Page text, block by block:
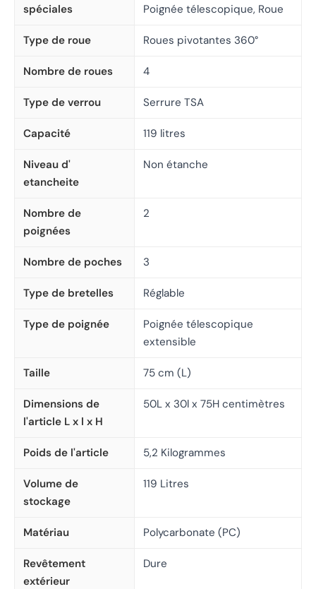
spéciales
Poignée télescopique, Roue
Type de roue Roues pivotantes 360°
Nombre de roues 4
Type de verrou Serrure TSA
Capacité 119 litres
Niveau d'
etancheite
Non étanche
Nombre de
poignées
2
Nombre de poches 3
Type de bretelles Réglable
Type de poignée
Poignée télescopique
extensible
Taille 75 cm (L)
Dimensions de
l'article L x l x H
50L x 30l x 75H centimètres
Poids de l'article 5,2 Kilogrammes
Volume de
stockage
119 Litres
Matériau Polycarbonate (PC)
Revêtement
extérieur
Dure